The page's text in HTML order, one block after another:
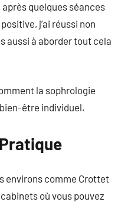
quelques séances
j’ai réussi non
aussi à aborder tout cela
la sophrologie
être individuel.
environs comme Crottet
où vous pouvez